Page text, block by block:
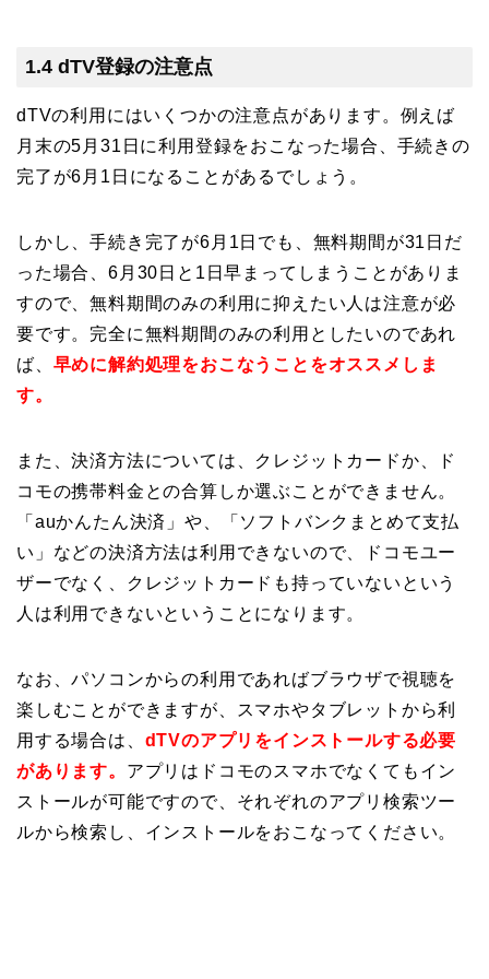
1.4 dTV登録の注意点
dTVの利用にはいくつかの注意点があります。例えば
月末の5月31日に利用登録をおこなった場合、手続きの
完了が6月1日になることがあるでしょう。
しかし、手続き完了が6月1日でも、無料期間が31日だ
った場合、6月30日と1日早まってしまうことがありま
すので、無料期間のみの利用に抑えたい人は注意が必
要です。 完全に無料期間のみの利用としたいのであれ
ば、 早めに解約処理をおこなうことをオススメしま
す。
また、決済方法については、クレジットカードか、ド
コモの携帯料金との合算しか選ぶことができません。
「auかんたん決済」や、「ソフトバンクまとめて支払
い」などの決済方法は利用できないので、ドコモユー
ザーでなく、クレジットカードも持っていないという
人は利用できないということになります。
なお、パソコンからの利用であればブラウザで視聴を
楽しむことができますが、
スマホやタブレットから利
用する場合は、 dTVのアプリをインストールする必要
があります。 アプリはドコモのスマホでなくてもイン
ストールが可能ですので、それぞれのアプリ検索ツー
ルから検索し、インストールをおこなってください。